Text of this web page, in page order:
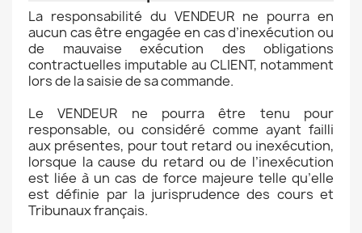
La responsabilité du VENDEUR ne pourra en
aucun cas être engagée en cas d’inexécution ou
de mauvaise exécution des obligations
contractuelles imputable au CLIENT, notamment
lors de la saisie de sa commande.
Le VENDEUR ne pourra être tenu pour
responsable, ou considéré comme ayant failli
aux présentes, pour tout retard ou inexécution,
lorsque la cause du retard ou de l’inexécution
est liée à un cas de force majeure telle qu’elle
est définie par la jurisprudence des cours et
Tribunaux français.